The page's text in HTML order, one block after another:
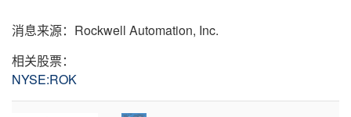
消息来源：Rockwell Automation, Inc.
相关股票：
NYSE:ROK